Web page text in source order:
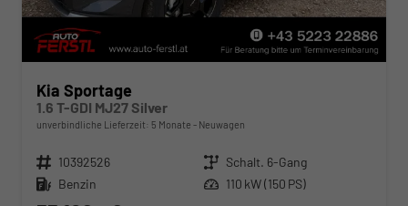
Kia Sportage
1.6 T-GDI MJ27 Silver
unverbindliche Lieferzeit: 5 Monate Neuwagen
Fahrzeugnr. 10392526 Getriebe Schalt. 6-Gang
Kraftstoff Benzin Leistung 110 kW (150 PS)